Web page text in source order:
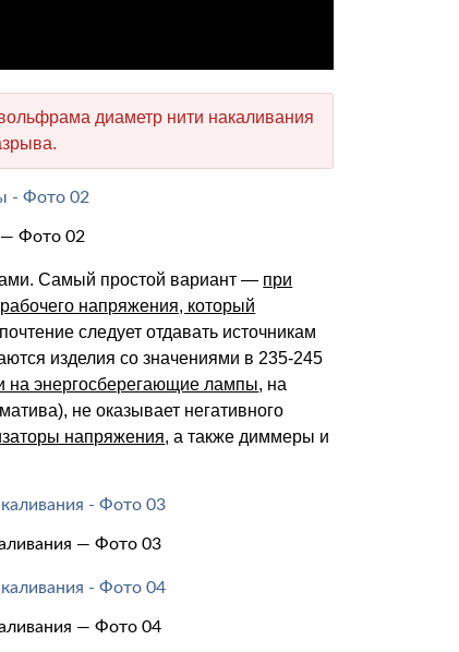
диаметр нити накаливания
— Фото 02
Самый простой вариант — при
напряжения, который
следует отдавать источникам
изделия со значениями в 235-245
на энергосберегающие лампы, на
не оказывает негативного
напряжения, а также диммеры и
— Фото 03
— Фото 04